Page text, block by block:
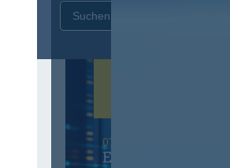
07. Oktober 2026 in Berlin
EVB-IT Thementag